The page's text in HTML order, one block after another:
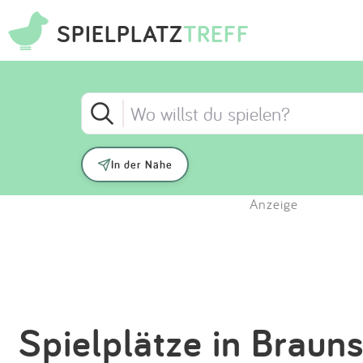
SPIELPLATZTREFF
In der Nähe
Anzeige
Spielplätze in